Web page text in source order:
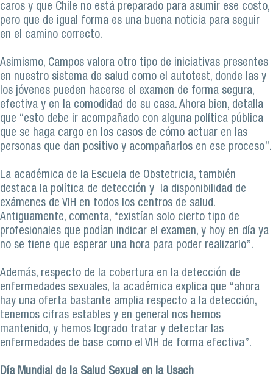
caros y que Chile no está preparado para asumir ese costo,
pero que de igual forma es una buena noticia para seguir
en el camino correcto.
Asimismo, Campos valora otro tipo de iniciativas presentes
en nuestro sistema de salud como el autotest, donde las y
los jóvenes pueden hacerse el examen de forma segura,
efectiva y en la comodidad de su casa. Ahora bien, detalla
que “esto debe ir acompañado con alguna política pública
que se haga cargo en los casos de cómo actuar en las
personas que dan positivo y acompañarlos en ese proceso”.
La académica de la Escuela de Obstetricia, también
destaca la política de detección y la disponibilidad de
exámenes de VIH en todos los centros de salud.
Antiguamente, comenta, “existían solo cierto tipo de
profesionales que podían indicar el examen, y hoy en día ya
no se tiene que esperar una hora para poder realizarlo”.
Además, respecto de la cobertura en la detección de
enfermedades sexuales, la académica explica que “ahora
hay una oferta bastante amplia respecto a la detección,
tenemos cifras estables y en general nos hemos
mantenido, y hemos logrado tratar y detectar las
enfermedades de base como el VIH de forma efectiva”.
Día Mundial de la Salud Sexual en la Usach